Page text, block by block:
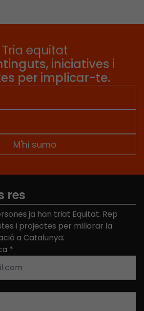
Tria equitat
iniciatives i
per implicar-te.
res
ja han triat Equitat. Rep
i projectes per millorar la
a Catalunya.
*